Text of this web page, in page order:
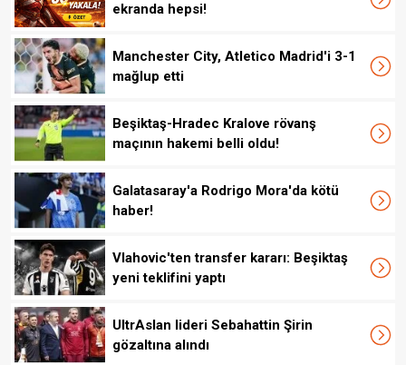
ekranda hepsi!
Manchester City, Atletico Madrid'i 3-1
mağlup etti
Beşiktaş-Hradec Kralove rövanş
maçının hakemi belli oldu!
Galatasaray'a Rodrigo Mora'da kötü
haber!
Vlahovic'ten transfer kararı: Beşiktaş
yeni teklifini yaptı
UltrAslan lideri Sebahattin Şirin
gözaltına alındı